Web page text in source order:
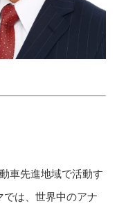
車先進地域で活動す
は、世界中のアナ